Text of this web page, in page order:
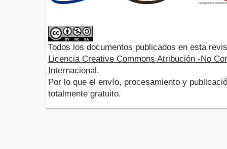
Todos los documentos publicados en esta
Licencia Creative Commons Atribución -No
Internacional.
Por lo que el envío, procesamiento y
totalmente gratuito.